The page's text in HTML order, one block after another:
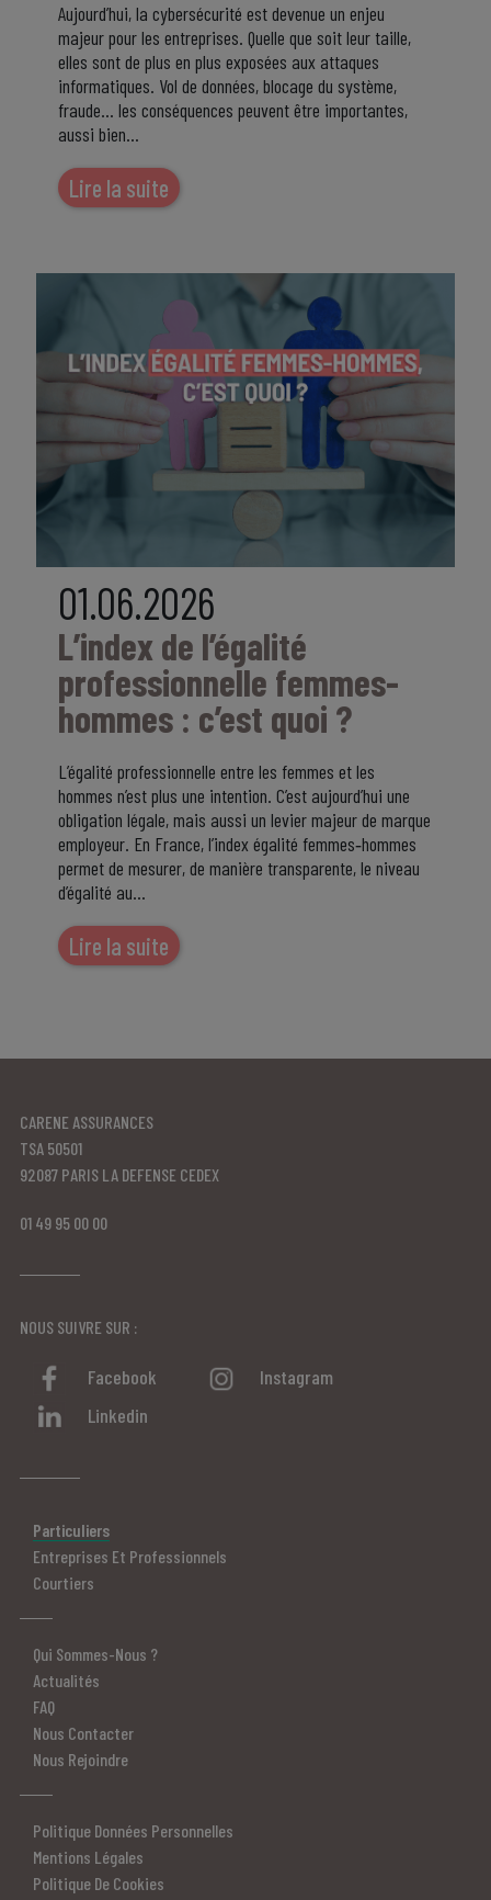
Aujourd’hui, la cybersécurité est devenue un enjeu
majeur pour les entreprises. Quelle que soit leur taille,
elles sont de plus en plus exposées aux attaques
informatiques. Vol de données, blocage du système,
fraude… les conséquences peuvent être importantes,
aussi bien…
Lire la suite
01.06.2026
L’index de l’égalité
professionnelle femmes-
hommes : c’est quoi ?
L’égalité professionnelle entre les femmes et les
hommes n’est plus une intention. C’est aujourd’hui une
obligation légale, mais aussi un levier majeur de marque
employeur. En France, l’index égalité femmes‑hommes
permet de mesurer, de manière transparente, le niveau
d’égalité au…
Lire la suite
CARENE ASSURANCES
TSA 50501
92087 PARIS LA DEFENSE CEDEX
01 49 95 00 00
NOUS SUIVRE SUR :
Facebook
Instagram
Linkedin
Particuliers
Entreprises Et Professionnels
Courtiers
Qui Sommes-Nous ?
Actualités
FAQ
Nous Contacter
Nous Rejoindre
Politique Données Personnelles
Mentions Légales
Politique De Cookies